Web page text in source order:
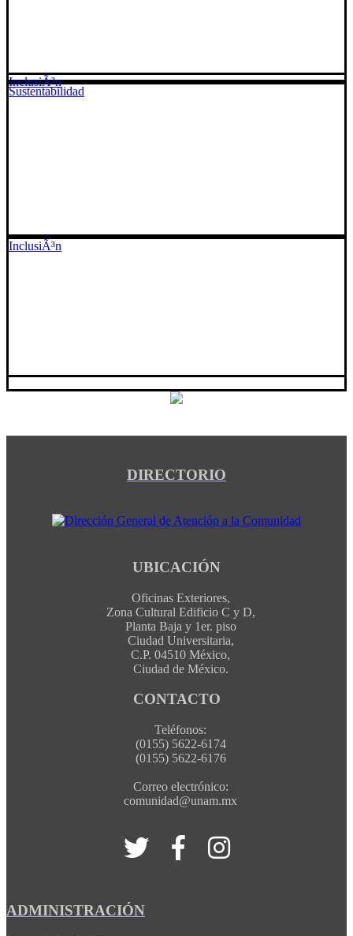
Sustentabilidad
InclusiÃ³n
InclusiÃ³n
DIRECTORIO
UBICACIÓN
Oficinas Exteriores,
Zona Cultural Edificio C y D,
Planta Baja y 1er. piso
Ciudad Universitaria,
C.P. 04510 México,
Ciudad de México.
CONTACTO
Teléfonos:
(0155) 5622-6174
(0155) 5622-6176
Correo electrónico:
comunidad@unam.mx
ADMINISTRACIÓN